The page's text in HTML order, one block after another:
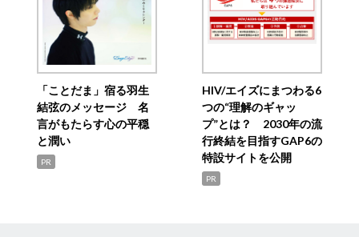
「ことだま」宿る羽生
結弦のメッセージ 名
言がもたらす心の平穏
と潤い
PR
HIV/エイズにまつわる6
つの“理解のギャッ
プ”とは？ 2030年の流
行終結を目指すGAP6の
特設サイトを公開
PR